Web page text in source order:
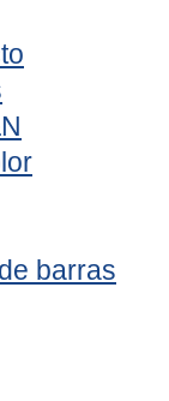
barras